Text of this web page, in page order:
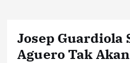
Josep Guardiola
Aguero Tak